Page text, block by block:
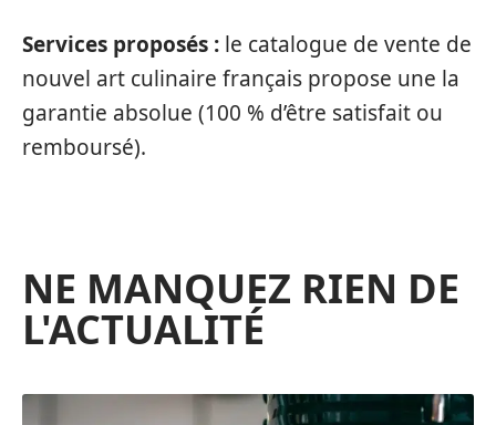
Services proposés : le catalogue de vente de
nouvel art culinaire français propose une la
garantie absolue (100 % d’être satisfait ou
remboursé).
NE MANQUEZ RIEN DE
L'ACTUALITÉ